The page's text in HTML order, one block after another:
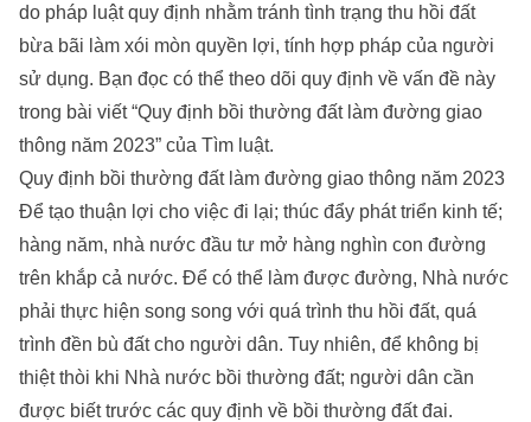
do pháp luật quy định nhằm tránh tình trạng thu hồi đất
bừa bãi làm xói mòn quyền lợi, tính hợp pháp của người
sử dụng. Bạn đọc có thể theo dõi quy định về vấn đề này
trong bài viết “Quy định bồi thường đất làm đường giao
thông năm 2023” của Tìm luật.
Quy định bồi thường đất làm đường giao thông năm 2023
Để tạo thuận lợi cho việc đi lại; thúc đẩy phát triển kinh tế;
hàng năm, nhà nước đầu tư mở hàng nghìn con đường
trên khắp cả nước. Để có thể làm được đường, Nhà nước
phải thực hiện song song với quá trình thu hồi đất, quá
trình đền bù đất cho người dân. Tuy nhiên, để không bị
thiệt thòi khi Nhà nước bồi thường đất; người dân cần
được biết trước các quy định về bồi thường đất đai.